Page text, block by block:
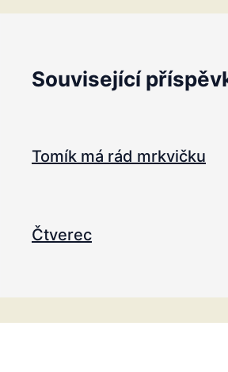
Související
Tomík má rád mrkvičku
Čtverec